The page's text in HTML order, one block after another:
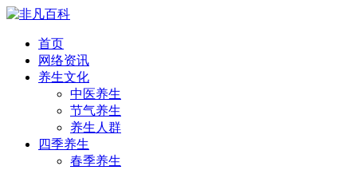
首页
网络资讯
养生文化
中医养生
节气养生
养生人群
四季养生
春季养生